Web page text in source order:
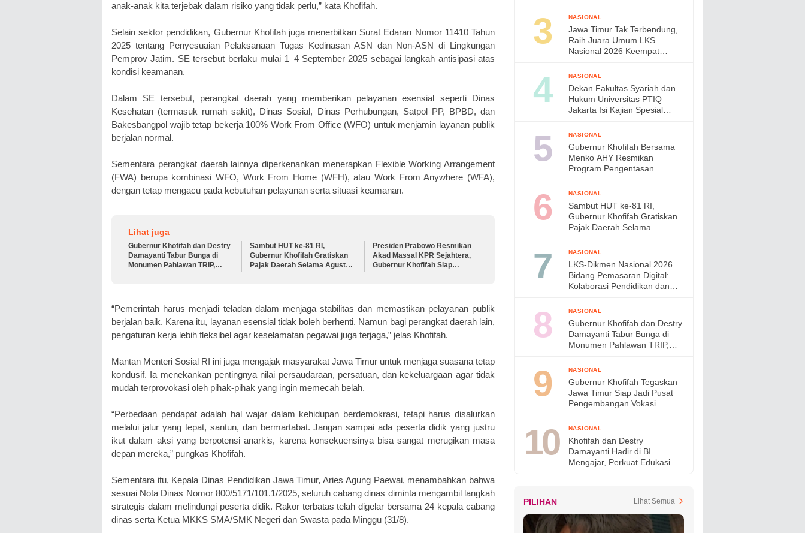
anak-anak kita terjebak dalam risiko yang tidak perlu,” kata Khofifah.
Selain sektor pendidikan, Gubernur Khofifah juga menerbitkan Surat Edaran Nomor 11410 Tahun
2025 tentang Penyesuaian Pelaksanaan Tugas Kedinasan ASN dan Non-ASN di Lingkungan
Pemprov Jatim. SE tersebut berlaku mulai 1–4 September 2025 sebagai langkah antisipasi atas
kondisi keamanan.
Dalam SE tersebut, perangkat daerah yang memberikan pelayanan esensial seperti Dinas
Kesehatan (termasuk rumah sakit), Dinas Sosial, Dinas Perhubungan, Satpol PP, BPBD, dan
Bakesbangpol wajib tetap bekerja 100% Work From Office (WFO) untuk menjamin layanan publik
berjalan normal.
Sementara perangkat daerah lainnya diperkenankan menerapkan Flexible Working Arrangement
(FWA) berupa kombinasi WFO, Work From Home (WFH), atau Work From Anywhere (WFA),
dengan tetap mengacu pada kebutuhan pelayanan serta situasi keamanan.
Lihat juga
Gubernur Khofifah dan Destry
Damayanti Tabur Bunga di
Monumen Pahlawan TRIP,
Sambut HUT ke-81 RI,
Gubernur Khofifah Gratiskan
Pajak Daerah Selama Agustus
Presiden Prabowo Resmikan
Akad Massal KPR Sejahtera,
Gubernur Khofifah Siap
“Pemerintah harus menjadi teladan dalam menjaga stabilitas dan memastikan pelayanan publik
berjalan baik. Karena itu, layanan esensial tidak boleh berhenti. Namun bagi perangkat daerah lain,
pengaturan kerja lebih fleksibel agar keselamatan pegawai juga terjaga,” jelas Khofifah.
Mantan Menteri Sosial RI ini juga mengajak masyarakat Jawa Timur untuk menjaga suasana tetap
kondusif. Ia menekankan pentingnya nilai persaudaraan, persatuan, dan kekeluargaan agar tidak
mudah terprovokasi oleh pihak-pihak yang ingin memecah belah.
“Perbedaan pendapat adalah hal wajar dalam kehidupan berdemokrasi, tetapi harus disalurkan
melalui jalur yang tepat, santun, dan bermartabat. Jangan sampai ada peserta didik yang justru
ikut dalam aksi yang berpotensi anarkis, karena konsekuensinya bisa sangat merugikan masa
depan mereka,” pungkas Khofifah.
Sementara itu, Kepala Dinas Pendidikan Jawa Timur, Aries Agung Paewai, menambahkan bahwa
sesuai Nota Dinas Nomor 800/5171/101.1/2025, seluruh cabang dinas diminta mengambil langkah
strategis dalam melindungi peserta didik. Rakor terbatas telah digelar bersama 24 kepala cabang
dinas serta Ketua MKKS SMA/SMK Negeri dan Swasta pada Minggu (31/8).
dan Sembako kepada Ojol
Malang
NASIONAL
Jawa Timur Tak Terbendung,
Raih Juara Umum LKS
Nasional 2026 Keempat
Apresiasi Prestasi Siswa
Vokasi
NASIONAL
Dekan Fakultas Syariah dan
Hukum Universitas PTIQ
Jakarta Isi Kajian Spesial
di Jepang
NASIONAL
Gubernur Khofifah Bersama
Menko AHY Resmikan
Program Pengentasan
Wujudkan Lingkungan ASRI di
Gresik
NASIONAL
Sambut HUT ke-81 RI,
Gubernur Khofifah Gratiskan
Pajak Daerah Selama
NASIONAL
LKS-Dikmen Nasional 2026
Bidang Pemasaran Digital:
Kolaborasi Pendidikan dan
Digital Indonesia
NASIONAL
Gubernur Khofifah dan Destry
Damayanti Tabur Bunga di
Monumen Pahlawan TRIP,
Kepahlawanan
NASIONAL
Gubernur Khofifah Tegaskan
Jawa Timur Siap Jadi Pusat
Pengembangan Vokasi
2026
NASIONAL
Khofifah dan Destry
Damayanti Hadir di BI
Mengajar, Perkuat Edukasi
PILIHAN Lihat Semua